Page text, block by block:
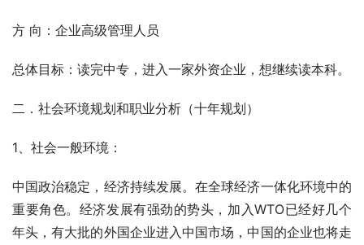
方 向：企业高级管理人员
总体目标：读完中专，进入一家外资企业，想继续读本科。
二．社会环境规划和职业分析（十年规划）
1、社会一般环境：
中国政治稳定，经济持续发展。在全球经济一体化环境中的
重要角色。经济发展有强劲的势头，加入WTO已经好几个
年头，有大批的外国企业进入中国市场，中国的企业也将走